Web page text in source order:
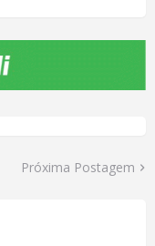
Próxima Postagem